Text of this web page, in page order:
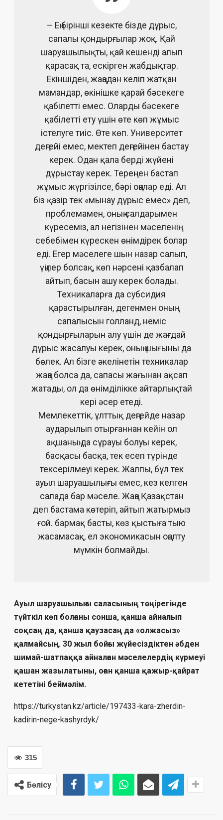
– Ең бірінші кезекте бізде дұрыс,
сапалы қондырғылар жоқ. Қай
шаруашылықты, қай кешенді алып
қарасақ та, ескірген жабдықтар.
Екіншіден, жаңадан келіп жатқан
мамандар, өкінішке қарай бәсекеге
қабілетті емес. Оларды бәсекеге
қабілетті ету үшін өте көп жұмыс
істелуге тиіс. Өте көп. Университет
деңгейі емес, мектеп деңгейінен бастау
керек. Одан қала берді жүйені
дұрыстау керек. Тереңнен бастап
жұмыс жүргізілсе, бәрі оңалар еді. Ал
біз қазір тек «мынау дұрыс емес» деп,
проблемамен, оның салдарымен
күресеміз, ал негізінен мәселенің
себебімен күрескен өнімдірек болар
еді. Егер мәселеге шын назар салып,
үңілер болсақ, көп нәрсені қазбалап
айтып, басын ашу керек болады.
Техникаларға да субсидия
қарастырылған, дегенмен оның
сапалысын голланд, неміс
қондырғыларын алу үшін де жағдай
дұрыс жасалуы керек, оның шығыны да
бөлек. Ал бізге әкелінетін техникалар
жаңа болса да, сапасы жағынан ақсап
жатады, ол да өнімділікке айтарлықтай
кері әсер етеді.
Мемлекеттік, ұлттық деңгейде назар
аударылып отырғаннан кейін ол
ақшаның да сұрауы болуы керек,
басқасы басқа, тек есеп түрінде
тексерілмеуі керек. Жалпы, бұл тек
ауыл шаруашылығы емес, кез келген
салада бар мәселе. Жаңа Қазақстан
деп бастама көтеріп, айтып жатырмыз
ғой. бармақ басты, көз қыстыға тыю
жасамасақ, ел экономикасын оңалту
мүмкін болмайды.
Ауыл шаруашылығы саласының төңірегінде
түйткіл көп болғаны сонша, қанша айналып
соқсаң да, қанша қаузасаң да «олжасыз»
қалмайсың. 30 жыл бойғы жүйесіздіктен әбден
шимай-шатпаққа айналған мәселелердің күрмеуі
қашан жазылатыны, оған қанша қажыр-қайрат
кететіні беймәлім.
https://turkystan.kz/article/197433-kara-zherdin-
kadirin-nege-kashyrdyk/
315
Бөлісу